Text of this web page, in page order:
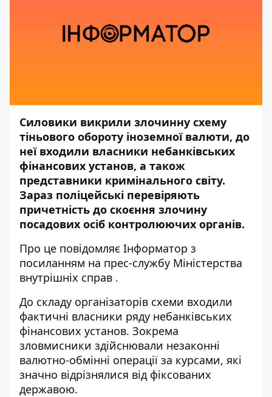
Силовики викрили злочинну схему
тіньового обороту іноземної валюти, до
неї входили власники небанківських
фінансових установ, а також
представники кримінального світу.
Зараз поліцейські перевіряють
причетність до скоєння злочину
посадових осіб контролюючих органів.
Про це повідомляє Інформатор з
посиланням на прес-службу Міністерства
внутрішніх справ .
До складу організаторів схеми входили
фактичні власники ряду небанківських
фінансових установ. Зокрема
зловмисники здійснювали незаконні
валютно-обмінні операції за курсами, які
значно відрізнялися від фіксованих
державою.